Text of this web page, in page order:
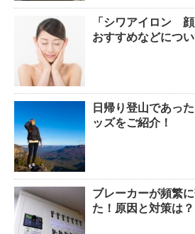
郵便局に転居
第一歩
排卵日・高温
「好印象がキ
の住所や番地ま
「シワアイロン
おすすめなどについ
日帰り登山であっ
ッズをご紹介！
ブレーカーが頻繁
た！原因と対策は？